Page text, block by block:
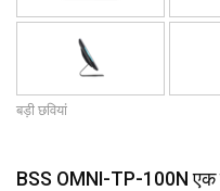
बड़ी छवियां
BSS OMNI-TP-100N